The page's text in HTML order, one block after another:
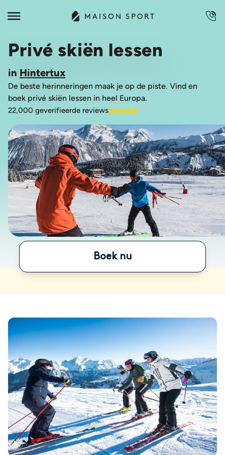
Privé skiën lessen
in Hintertux
De beste herinneringen maak je op de piste. Vind en
boek privé skiën lessen in heel Europa.
22,000 geverifieerde reviews
Boek nu